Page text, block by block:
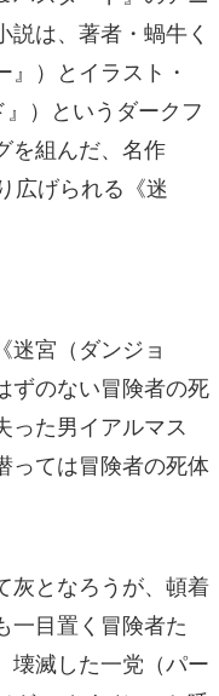
は、著者・蝸牛く
）とイラスト・
）というダークフ
を組んだ、名作
広げられる《迷
迷宮（ダンジョ
ずのない冒険者の死
た男イアルマス
っては冒険者の死体
灰となろうが、頓着
一目置く冒険者た
壊滅した一党（パー